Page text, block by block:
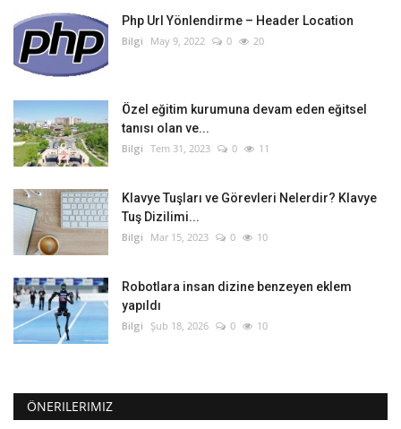
Php Url Yönlendirme – Header Location
Bilgi May 9, 2022 0 20
Özel eğitim kurumuna devam eden eğitsel
tanısı olan ve...
Bilgi Tem 31, 2023 0 11
Klavye Tuşları ve Görevleri Nelerdir? Klavye
Tuş Dizilimi...
Bilgi Mar 15, 2023 0 10
Robotlara insan dizine benzeyen eklem
yapıldı
Bilgi Şub 18, 2026 0 10
ÖNERILERIMIZ